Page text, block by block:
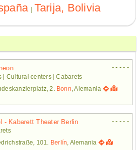
| Tarija, Bolivia
- - - - -
| Cultural centers | Cabarets
2. Bonn , Alemania
- Kabarett Theater Berlin
- - - - -
101. Berlín , Alemania